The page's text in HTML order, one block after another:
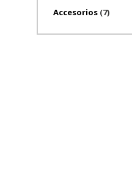
Accesorios (7)